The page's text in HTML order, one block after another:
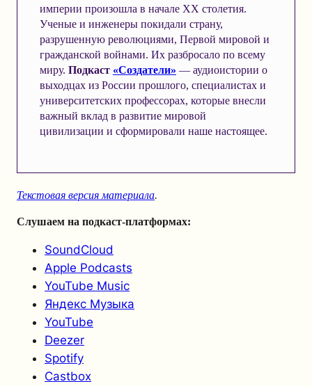
империи произошла в начале ХХ столетия.
Ученые и инженеры покидали страну,
разрушенную революциями, Первой мировой и
гражданской войнами. Их разбросало по всему
миру. Подкаст «Создатели» — аудиоистории о
выходцах из России прошлого, специалистах и
университетских профессорах, которые внесли
важный вклад в развитие мировой
цивилизации и сформировали наше настоящее.
Текстовая версия материала.
Слушаем на подкаст-платформах:
SoundCloud
Apple Podcasts
YouTube Music
Яндекс Музыка
YouTube
Deezer
Spotify
Castbox